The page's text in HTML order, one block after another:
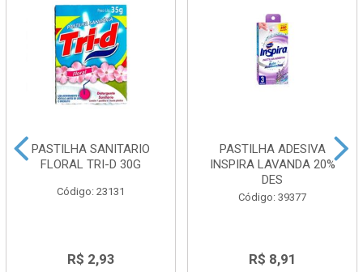
PASTILHA SANITARIO
FLORAL TRI-D 30G
Código: 23131
R$ 2,93
PASTILHA ADESIVA
INSPIRA LAVANDA 20%
DES
Código: 39377
R$ 8,91